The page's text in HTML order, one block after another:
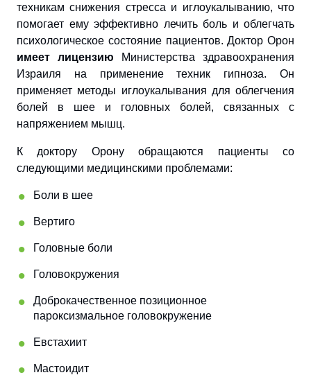
техникам снижения стресса и иглоукалыванию, что
помогает ему эффективно лечить боль и облегчать
психологическое состояние пациентов. Доктор Орон
имеет лицензию Министерства здравоохранения
Израиля на применение техник гипноза. Он
применяет методы иглоукалывания для облегчения
болей в шее и головных болей, связанных с
напряжением мышц.
К доктору Орону обращаются пациенты со
следующими медицинскими проблемами:
Боли в шее
Вертиго
Головные боли
Головокружения
Доброкачественное позиционное
пароксизмальное головокружение
Евстахиит
Мастоидит